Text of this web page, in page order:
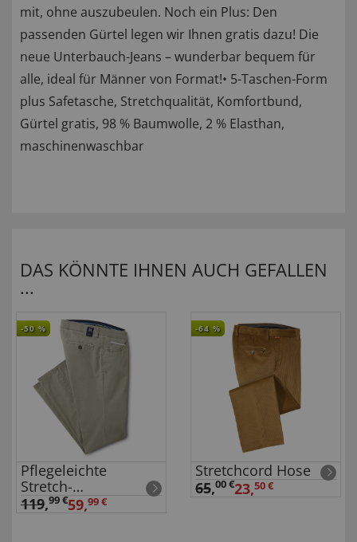
mit, ohne auszubeulen. Noch ein Plus: Den
passenden Gürtel legen wir Ihnen gratis dazu! Die
neue Unterbauch-Jeans – wunderbar bequem für
alle, ideal für Männer von Format!• 5-Taschen-Form
plus Safetasche, Stretchqualität, Komfortbund,
Gürtel gratis, 98 % Baumwolle, 2 % Elasthan,
maschinenwaschbar
DAS KÖNNTE IHNEN AUCH GEFALLEN
...
-50 %
Pflegeleichte
Stretch-
Baumwollhose
119,99 €59,99 €
-64 %
Stretchcord Hose
65,00 €23,50 €